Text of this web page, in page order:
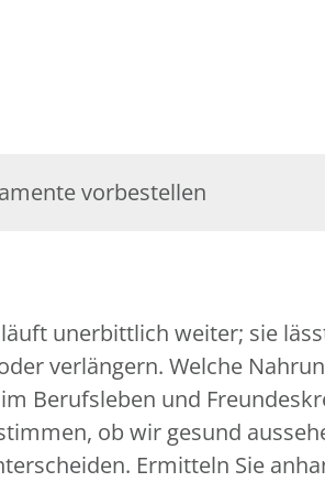
vorbestellen
unerbittlich weiter; sie
verlängern. Welche
Berufsleben und
ob wir gesund
Ermitteln Sie